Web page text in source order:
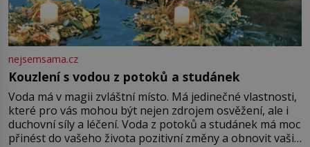
nejsemsama.cz
Kouzlení s vodou z potoků a studánek
Voda má v magii zvláštní místo. Má jedinečné vlastnosti,
které pro vás mohou být nejen zdrojem osvěžení, ale i
duchovní síly a léčení. Voda z potoků a studánek má moc
přinést do vašeho života pozitivní změny a obnovit vaši